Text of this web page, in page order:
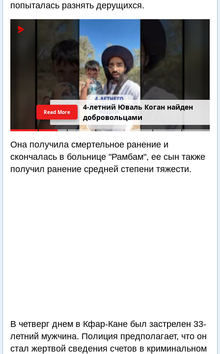
попыталась разнять дерущихся.
4-летний Юваль Коган найден
добровольцами
Read More
Она получила смертельное ранение и
скончалась в больнице "Рамбам", ее сын также
получил ранение средней степени тяжести.
В четверг днем в Кфар-Кане был застрелен 33-
летний мужчина. Полиция предполагает, что он
стал жертвой сведения счетов в криминальном